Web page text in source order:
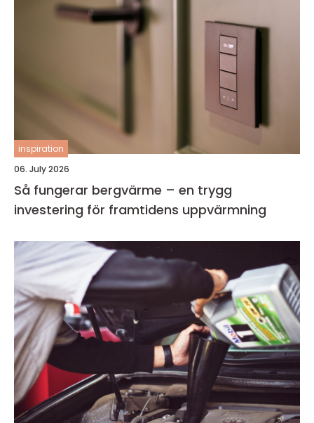
inspiration
06. July 2026
Så fungerar bergvärme – en trygg
investering för framtidens uppvärmning